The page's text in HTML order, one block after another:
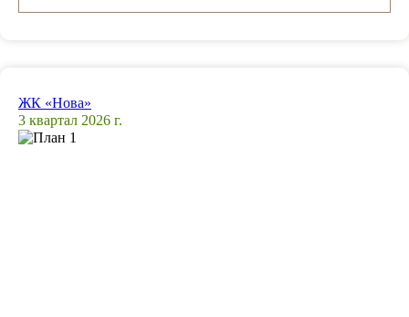
ЖК «Нова»
3 квартал 2026 г.